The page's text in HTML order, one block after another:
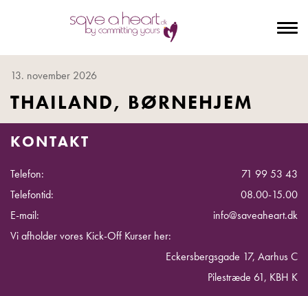
13. november 2026
THAILAND, BØRNEHJEM
KONTAKT
Telefon:
71 99 53 43
Telefontid:
08.00-15.00
E-mail:
info@saveaheart.dk
Vi afholder vores Kick-Off Kurser her:
Eckersbergsgade 17, Aarhus C
Pilestræde 61, KBH K